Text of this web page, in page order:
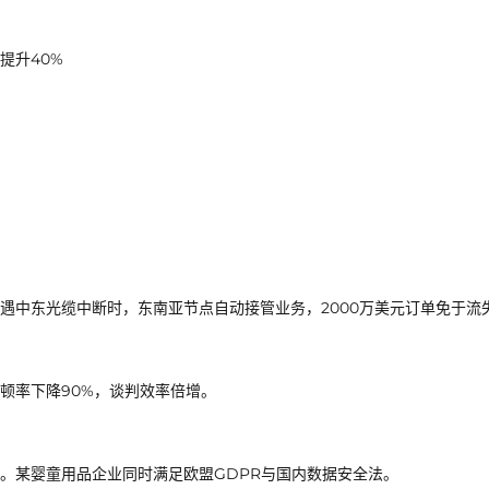
升40%
中东光缆中断时，东南亚节点自动接管业务，2000万美元订单免于流
率下降90%，谈判效率倍增。
婴童用品企业同时满足欧盟GDPR与国内数据安全法。